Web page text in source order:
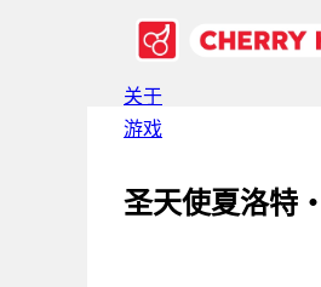
关于
游戏
圣天使夏洛特